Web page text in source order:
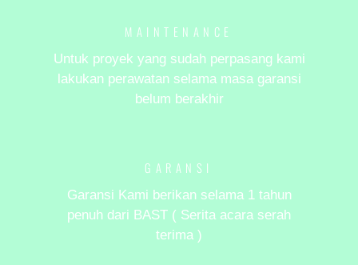
MAINTENANCE
Untuk proyek yang sudah perpasang kami
lakukan perawatan selama masa garansi
belum berakhir
GARANSI
Garansi Kami berikan selama 1 tahun
penuh dari BAST ( Serita acara serah
terima )